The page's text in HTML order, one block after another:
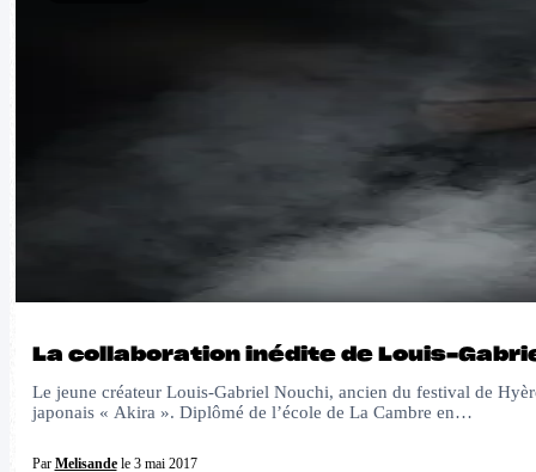
La collaboration inédite de Louis-
Le jeune créateur Louis-Gabriel Nouchi, ancien du festival de
japonais « Akira ». Diplômé de l’école de La Cambre en…
Par Melisandele 3 mai 2017